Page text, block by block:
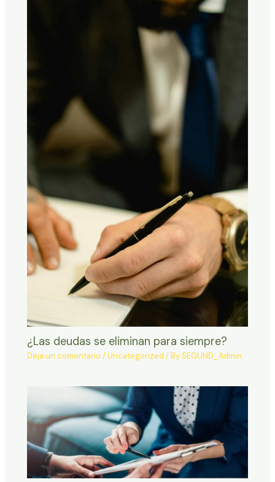
¿Las deudas se eliminan para siempre?
Deja un comentario /Uncategorized / By SEGUND_Admin